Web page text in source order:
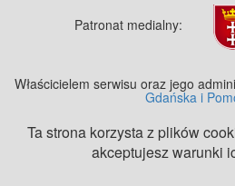
Patronat medialny:
Właścicielem serwisu oraz jego
Gdańska i
Ta strona korzysta z plików
akceptujesz warunki